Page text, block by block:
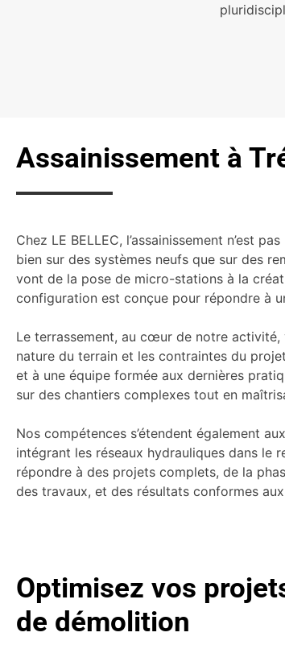
Assainissement à
Chez LE BELLEC, l’assainissement n’est
bien sur des systèmes neufs que sur des
vont de la pose de micro-stations à la
configuration est conçue pour répondre à
Le terrassement, au cœur de notre
nature du terrain et les contraintes du
et à une équipe formée aux dernières
sur des chantiers complexes tout en
Nos compétences s’étendent également
intégrant les réseaux hydrauliques dans le
répondre à des projets complets, de la
des travaux, et des résultats conformes
Optimisez vos
de démolition